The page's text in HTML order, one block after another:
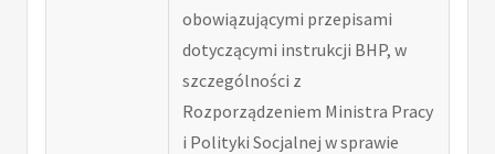
obowiązującymi przepisami
dotyczącymi instrukcji BHP, w
szczególności z
Rozporządzeniem Ministra Pracy
i Polityki Socjalnej w sprawie